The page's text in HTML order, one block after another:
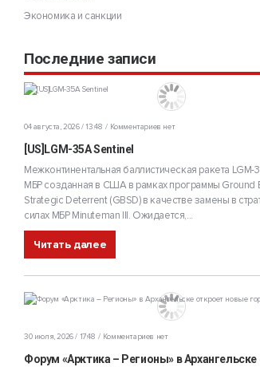
Экономика и санкции
Последние записи
04 августа, 2026 / 13:48 Комментариев нет
[US]LGM-35A Sentinel
Межконтинентальная баллистическая ракета LGM-
МБР созданная в США в рамках программы Ground
Strategic Deterrent (GBSD) в качестве замены в
силах МБР Minuteman III. Ожидается,...
Читать далее
30 июля, 2026 / 17:48 Комментариев нет
Форум «Арктика – Регионы» в Архангельске